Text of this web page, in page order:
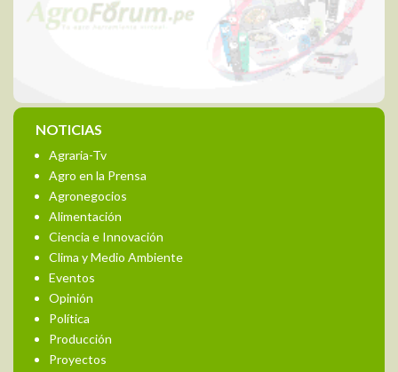
NOTICIAS
Agraria-Tv
Agro en la Prensa
Agronegocios
Alimentación
Ciencia e Innovación
Clima y Medio Ambiente
Eventos
Opinión
Política
Producción
Proyectos